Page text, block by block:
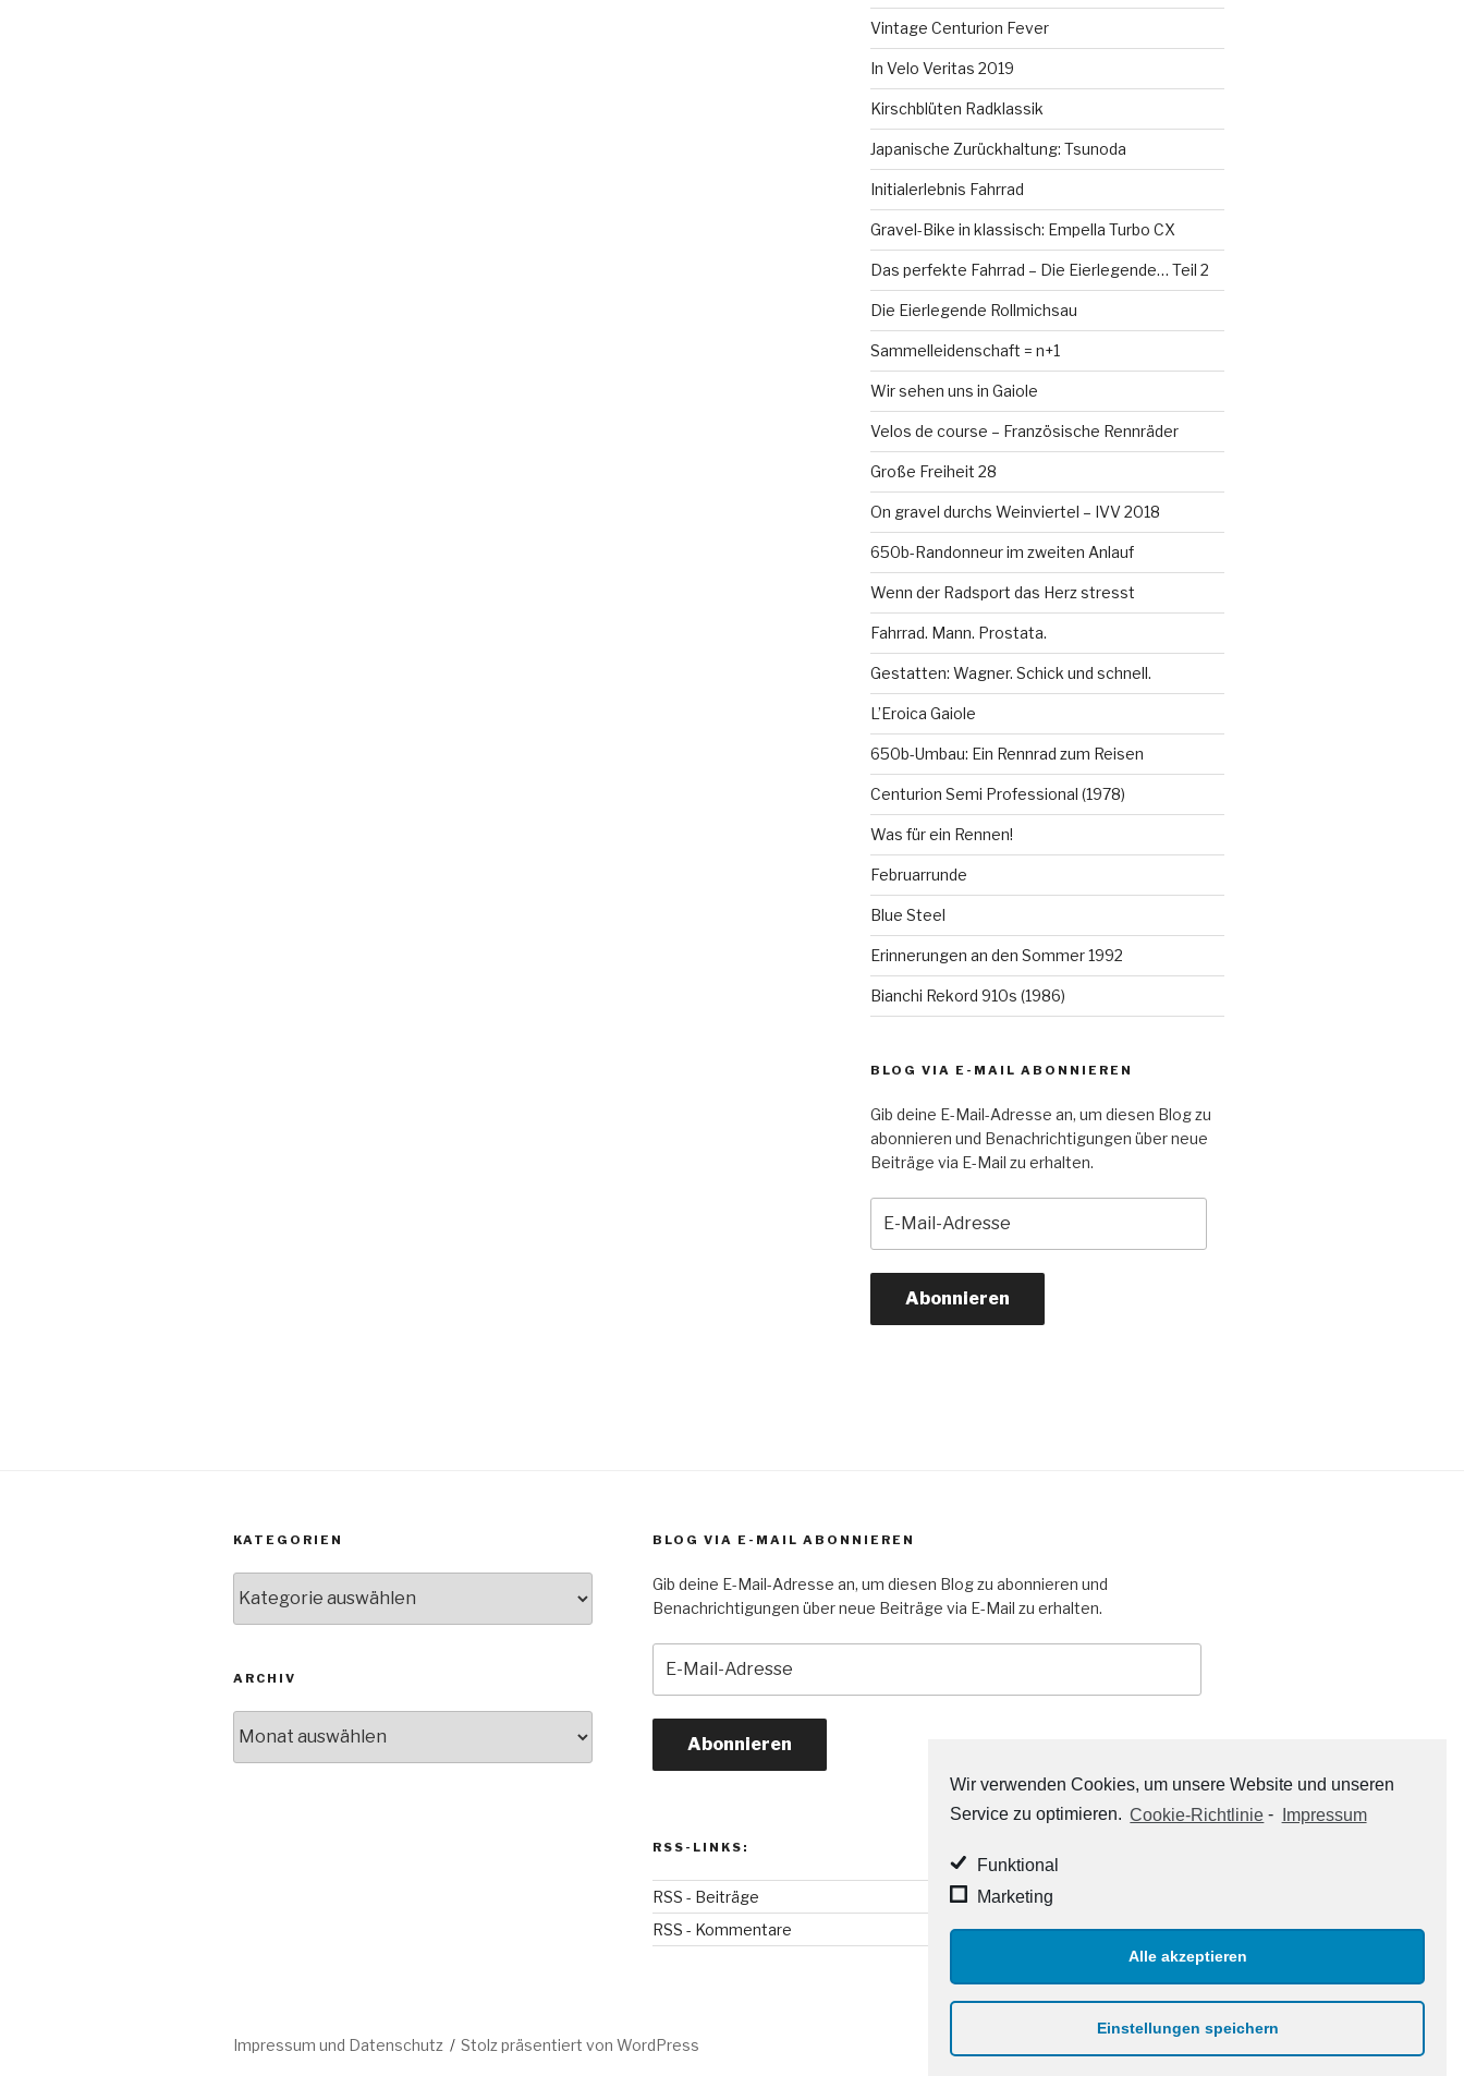
Wir verwenden Cookies, um unsere Website und unseren
Service zu optimieren. Cookie-Richtlinie - Impressum
Funktional
Marketing
Alle akzeptieren
Einstellungen speichern
Vintage Centurion Fever
In Velo Veritas 2019
Kirschblüten Radklassik
Japanische Zurückhaltung: Tsunoda
Initialerlebnis Fahrrad
Gravel-Bike in klassisch: Empella Turbo CX
Das perfekte Fahrrad – Die Eierlegende… Teil 2
Die Eierlegende Rollmichsau
Sammelleidenschaft = n+1
Wir sehen uns in Gaiole
Velos de course – Französische Rennräder
Große Freiheit 28
On gravel durchs Weinviertel – IVV 2018
650b-Randonneur im zweiten Anlauf
Wenn der Radsport das Herz stresst
Fahrrad. Mann. Prostata.
Gestatten: Wagner. Schick und schnell.
L’Eroica Gaiole
650b-Umbau: Ein Rennrad zum Reisen
Centurion Semi Professional (1978)
Was für ein Rennen!
Februarrunde
Blue Steel
Erinnerungen an den Sommer 1992
Bianchi Rekord 910s (1986)
BLOG VIA E-MAIL ABONNIEREN
Gib deine E-Mail-Adresse an, um diesen Blog zu
abonnieren und Benachrichtigungen über neue
Beiträge via E-Mail zu erhalten.
Mail-
Adresse
Abonnieren
KATEGORIEN
ARCHIV
BLOG VIA E-MAIL ABONNIEREN
Gib deine E-Mail-Adresse an, um diesen Blog zu abonnieren und
Benachrichtigungen über neue Beiträge via E-Mail zu erhalten.
Mail-
Adresse
Abonnieren
RSS-LINKS:
RSS - Beiträge
RSS - Kommentare
Impressum und Datenschutz Stolz präsentiert von WordPress